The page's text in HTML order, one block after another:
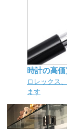
時計の高
ロレックス
ます